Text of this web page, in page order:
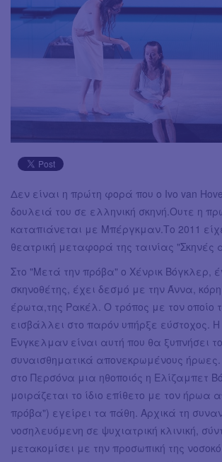
Δεν είναι η πρώτη φορά που ο Ivo van
δουλειά του σε ελληνική σκηνή.Ουτε η
καταπιάνεται με Μπέργκμαν.Το 2011
θεατρική μεταφορά της ταινίας "Σκηνές
Στο "Μετά την πρόβα" ο Χένρικ Βόγκλερ,
σκηνοθέτης, έχει δεσμό με την Άννα,
έρωτα,της Ρακέλ. Ο τρόπος με τον οποίο
εισβάλλει στο παρόν υπήρξε εύστοχος.
Ένγκελμαν είναι αυτή που θα ξυπνήσει
συναισθηματικά απονεκρωμένους ήρωες.
στο Περσόνα μια ηθοποιός η Ελίζαμπετ
μοιράζεται το ίδιο επίθετο με τον ήρωα
πρόβα") εγείρει τα πάθη. Αρχικά τη
νοσηλευόμενη σε ψυχιατρική κλινική,
μετακομίσει με την προσωπική της